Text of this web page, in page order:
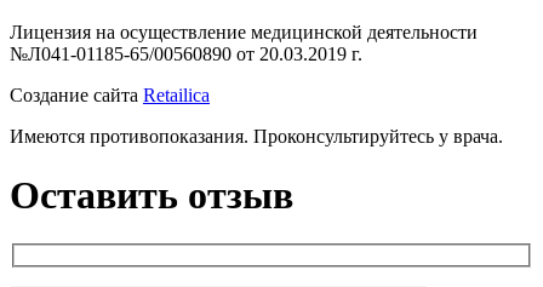
Лицензия на осуществление медицинской деятельности
№Л041-01185-65/00560890 от 20.03.2019 г.
Создание сайта Retailica
Имеются противопоказания. Проконсультируйтесь у врача.
Оставить отзыв